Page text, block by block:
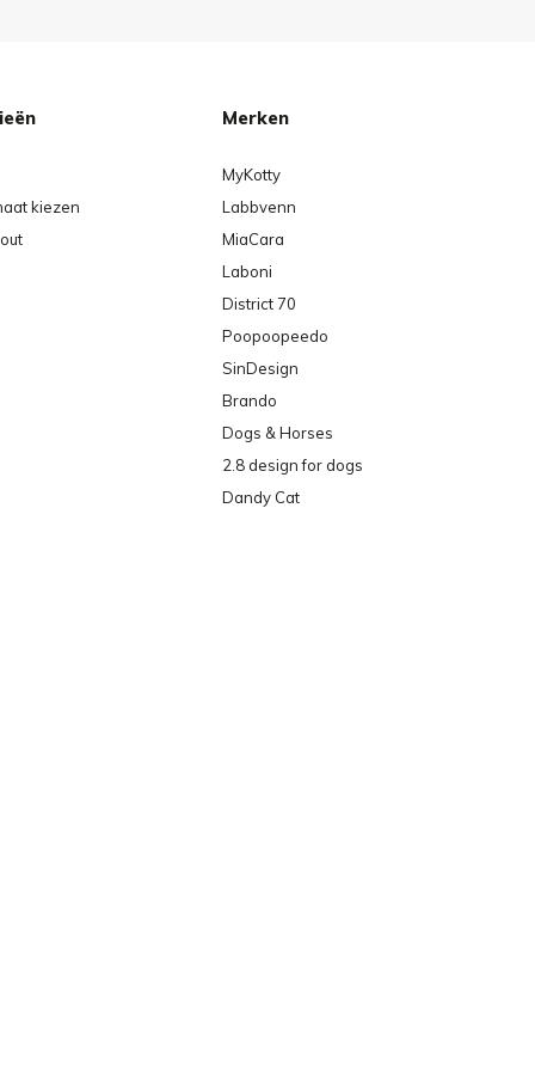
kiezen
Merken
MyKotty
Labbvenn
MiaCara
Laboni
District 70
Poopoopeedo
SinDesign
Brando
Dogs & Horses
2.8 design for dogs
Dandy Cat